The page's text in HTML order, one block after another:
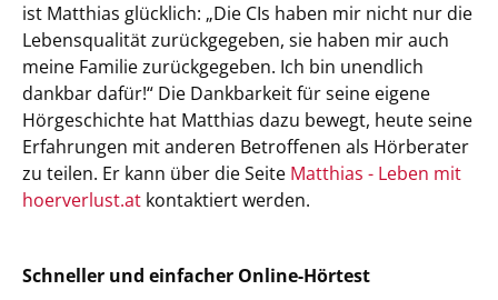
ist Matthias glücklich: „Die CIs haben mir nicht nur die
Lebensqualität zurückgegeben, sie haben mir auch
meine Familie zurückgegeben. Ich bin unendlich
dankbar dafür!“ Die Dankbarkeit für seine eigene
Hörgeschichte hat Matthias dazu bewegt, heute seine
Erfahrungen mit anderen Betroffenen als Hörberater
zu teilen. Er kann über die Seite Matthias - Leben mit
hoerverlust.at kontaktiert werden.
Schneller und einfacher Online-Hörtest